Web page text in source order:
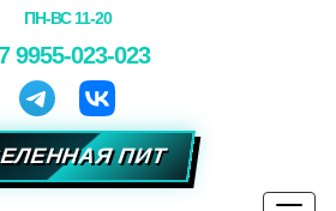
ПИТ
ПН-ВС 11-20
9955-023-023